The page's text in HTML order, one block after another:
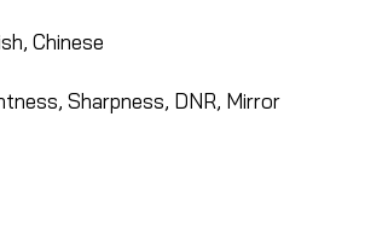
Chinese
Sharpness, DNR, Mirror